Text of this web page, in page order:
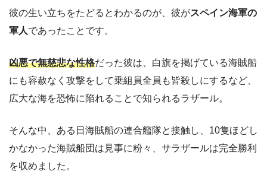
彼の生い立ちをたどるとわかるのが、彼がスペイン海軍の
軍人であったことです。
凶悪で無慈悲な性格だった彼は、白旗を掲げている海賊船
にも容赦なく攻撃をして乗組員全員も皆殺しにするなど、
広大な海を恐怖に陥れることで知られるラザール。
そんな中、ある日海賊船の連合艦隊と接触し、10隻ほどし
かなかった海賊船団は見事に粉々、サラザールは完全勝利
を収めました。